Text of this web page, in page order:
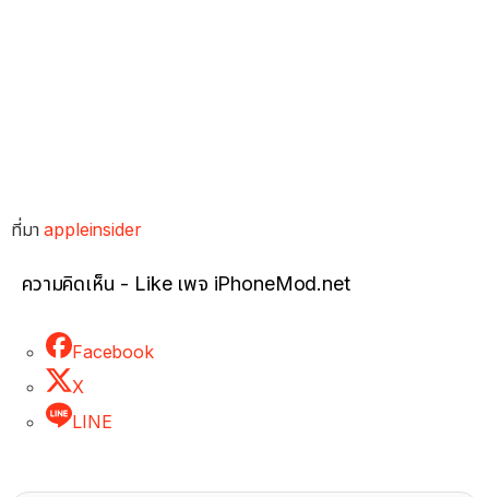
ที่มาappleinsider
ความคิดเห็น - Like เพจ iPhoneMod.net
Facebook
X
LINE